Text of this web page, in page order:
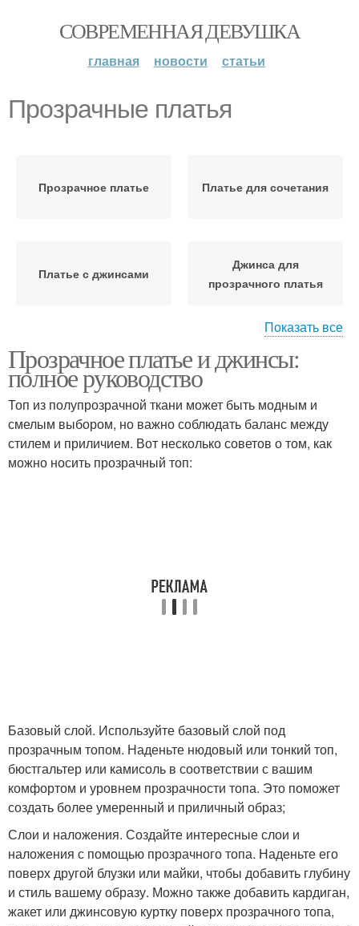
СОВРЕМЕННАЯ ДЕВУШКА
главная новости статьи
Прозрачные платья
Прозрачное платье Платье для сочетания
Платье с джинсами
Джинса для
прозрачного платья
бельем
образах
Показать все
Прозрачное платье и джинсы:
полное руководство
Топ из полупрозрачной ткани может быть модным и
смелым выбором, но важно соблюдать баланс между
стилем и приличием. Вот несколько советов о том, как
можно носить прозрачный топ:
Базовый слой. Используйте базовый слой под
прозрачным топом. Наденьте нюдовый или тонкий топ,
бюстгальтер или камисоль в соответствии с вашим
комфортом и уровнем прозрачности топа. Это поможет
создать более умеренный и приличный образ;
Слои и наложения. Создайте интересные слои и
наложения с помощью прозрачного топа. Наденьте его
поверх другой блузки или майки, чтобы добавить глубину
и стиль вашему образу. Можно также добавить кардиган,
жакет или джинсовую куртку поверх прозрачного топа,